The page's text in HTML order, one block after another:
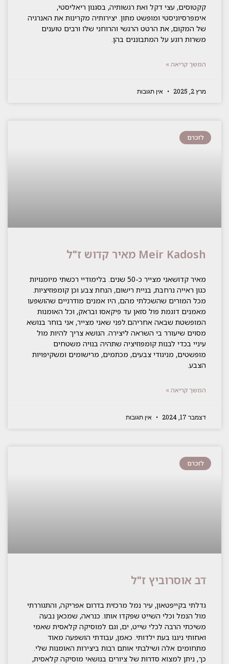
קקטוסים, עצי דקל ואת רגשותיה, בסגנון ריאליסטי,
אימפרסיוניסטי ומופשט מתון. יצירותיה מקרינות את האנרגיה
של המקום, את הרטט הרגשי והרוחני שלו ורבים טוענים
משרות רוגע על המתבוננים בהן.
המשך קריאה »
מרץ 2, 2025 אין תגובות
לזכרם
Meir Kadosh מאיר קדוש ז"ל
מאיר קדושאני מצייר כ-50 שנים. בלימודיי רכשתי מיומנויות
כגון ראייה נרחבת, בניית רישום, הנחת צבע וכן קומפוזיציות.
מכל המורים שהשכלתי מהם, היו אמנים מודרניים שהושפעו
מאמנים דוגמת פול סזאן עד פיקאסו ובראק, וכל האומנות
המופשטת שבאה אחריהם.לפני שאני מצייר, אני בוחר בנושא
מסוים שיעורר בי השראה ליצירה. הנושא צריך להיות מול
עיניי בכדי לבנות קומפוזיציה שתהיה בנויה משטחים
מופשטים, מניגודי צבעים, מכתמים, מרישומים ומשקיפויות
הצבע.
המשך קריאה »
דצמבר 17, 2024 אין תגובות
לזכרם
דב אוסרוביץ ז"ל
גדלתי בקייפטאון, עיר נמל מרכזית בדרום אפריקה, והתגוררתי
מול הנמל וכלי השייט שפקדו אותו. כנראה, שמכאן נבעה
משיכתי הרבה לכלי שייט, ים, וגם למוסיקה קלאסית שאמי
ואחותי ניגנו בעת ילדותי. כאמן, עבודתי הושפעה מאוד
מתחומים אלה ושילבתי אותם רבות ביצירות האומנות שלי.
כך, ניתן למצוא סדרות של ציורים בנושאי מוסיקה קלאסית,